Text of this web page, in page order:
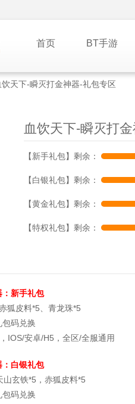
首页 BT手游
饮天下-瞬灭打金神器-礼包专区
血饮天下-瞬灭打
【新手礼包】剩余：
【白银礼包】剩余：
【黄金礼包】剩余：
【特权礼包】剩余：
：新手礼包
狐皮料*5、青龙珠*5
码兑换
IOS/安卓/H5，全区/全服通用
：白银礼包
玄铁*5，赤狐皮料*5
码兑换